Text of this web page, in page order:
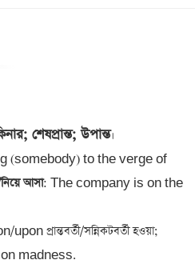
শেষপ্রান্ত; উপান্ত
(somebody) to the verge of
আসা: The company is on the
প্রান্তবর্তী/সন্নিকটবর্তী হওয়া;
on madness.